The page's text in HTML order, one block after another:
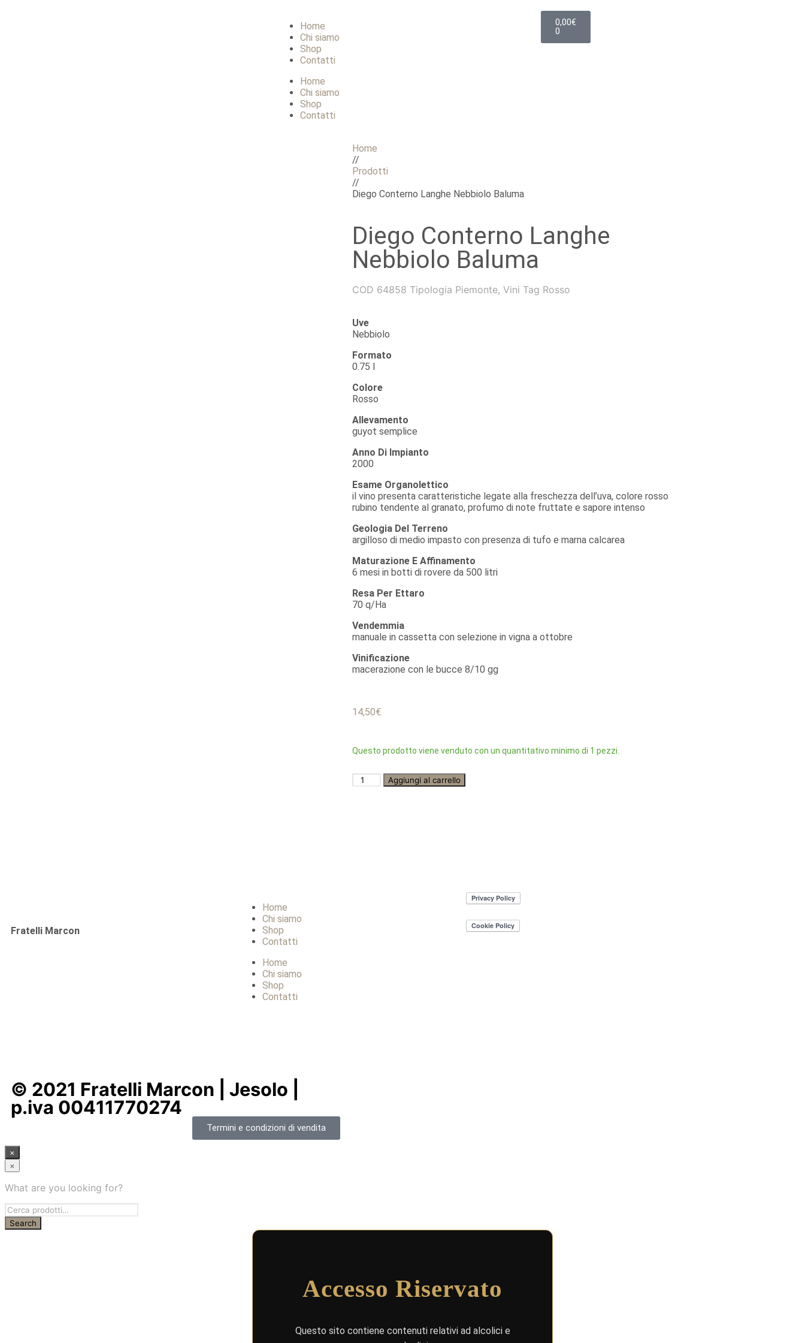
Home
Chi siamo
Shop
Contatti
Home
Chi siamo
Shop
Contatti
0,00€
0
Home
//
Prodotti
//
Diego Conterno Langhe Nebbiolo Baluma
Diego Conterno Langhe
Nebbiolo Baluma
COD 64858 Tipologia Piemonte, Vini Tag Rosso
Uve
Nebbiolo
Formato
0.75 l
Colore
Rosso
Allevamento
guyot semplice
Anno Di Impianto
2000
Esame Organolettico
il vino presenta caratteristiche legate alla freschezza dell’uva, colore rosso
rubino tendente al granato, profumo di note fruttate e sapore intenso
Geologia Del Terreno
argilloso di medio impasto con presenza di tufo e marna calcarea
Maturazione E Affinamento
6 mesi in botti di rovere da 500 litri
Resa Per Ettaro
70 q/Ha
Vendemmia
manuale in cassetta con selezione in vigna a ottobre
Vinificazione
macerazione con le bucce 8/10 gg
14,50€
Questo prodotto viene venduto con un quantitativo minimo di 1 pezzi.
Aggiungi al carrello
Fratelli Marcon
Home
Chi siamo
Shop
Contatti
Home
Chi siamo
Shop
Contatti
© 2021 Fratelli Marcon | Jesolo |
p.iva 00411770274
Termini e condizioni di vendita
×
×
What are you looking for?
Accesso Riservato
Questo sito contiene contenuti relativi ad alcolici e